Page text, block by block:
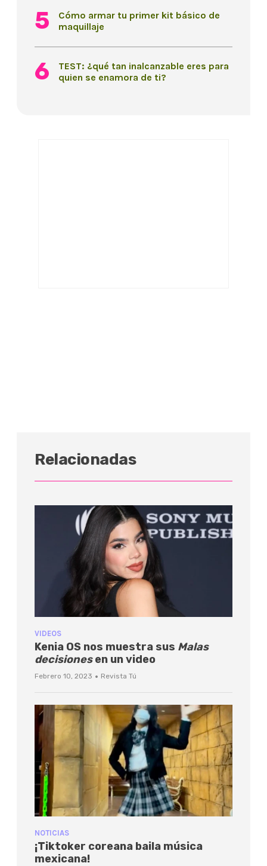
Cómo armar tu primer kit básico de
maquillaje
TEST: ¿qué tan inalcanzable eres para
quien se enamora de ti?
Relacionadas
VIDEOS
Kenia OS nos muestra sus Malas
decisionesen un video
Febrero 10, 2023 · Revista Tú
NOTICIAS
¡Tiktoker coreana baila música
mexicana!